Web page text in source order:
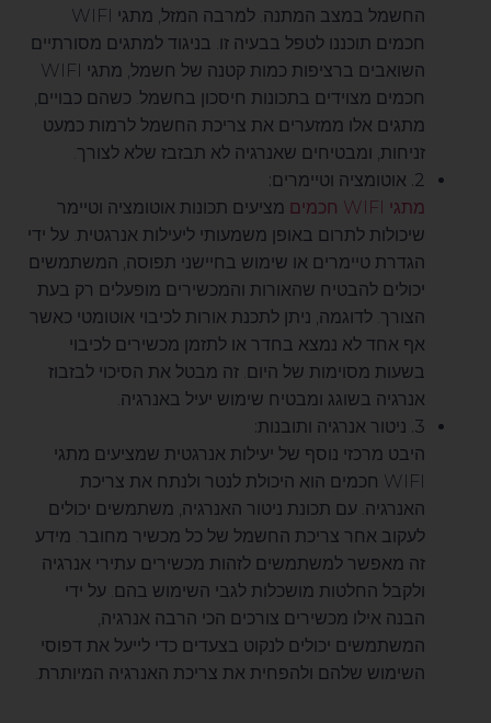
החשמל במצב המתנה. למרבה המזל, מתגי WIFI
חכמים תוכננו לטפל בבעיה זו. בניגוד למתגים מסורתיים
השואבים ברציפות כמות קטנה של חשמל, מתגי WIFI
חכמים מצוידים בתכונות חיסכון בחשמל. כשהם כבויים,
מתגים אלו ממזערים את צריכת החשמל לרמות כמעט
זניחות, ומבטיחים שאנרגיה לא תבזבז שלא לצורך.
2. אוטומציה וטיימרים:
מתגי WIFI חכמים
מציעים תכונות אוטומציה וטיימר
שיכולות לתרום באופן משמעותי ליעילות אנרגטית. על ידי
הגדרת טיימרים או שימוש בחיישני תפוסה, המשתמשים
יכולים להבטיח שהאורות והמכשירים מופעלים רק בעת
הצורך. לדוגמה, ניתן לתכנת אורות לכיבוי אוטומטי כאשר
אף אחד לא נמצא בחדר או לתזמן מכשירים לכיבוי
בשעות מסוימות של היום. זה מבטל את הסיכוי לבזבוז
אנרגיה בשוגג ומבטיח שימוש יעיל באנרגיה.
3. ניטור אנרגיה ותובנות:
היבט מרכזי נוסף של יעילות אנרגטית שמציעים מתגי
WIFI חכמים הוא היכולת לנטר ולנתח את צריכת
האנרגיה. עם תכונת ניטור האנרגיה, משתמשים יכולים
לעקוב אחר צריכת החשמל של כל מכשיר מחובר. מידע
זה מאפשר למשתמשים לזהות מכשירים עתירי אנרגיה
ולקבל החלטות מושכלות לגבי השימוש בהם. על ידי
הבנה אילו מכשירים צורכים הכי הרבה אנרגיה,
המשתמשים יכולים לנקוט בצעדים כדי לייעל את דפוסי
השימוש שלהם ולהפחית את צריכת האנרגיה המיותרת.